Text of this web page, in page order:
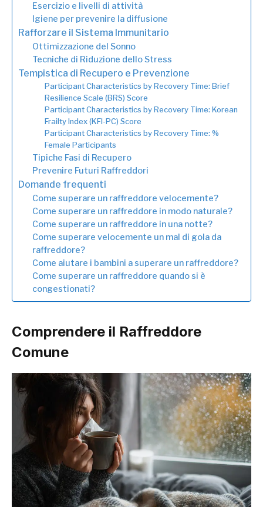
Esercizio e livelli di attività
Igiene per prevenire la diffusione
Rafforzare il Sistema Immunitario
Ottimizzazione del Sonno
Tecniche di Riduzione dello Stress
Tempistica di Recupero e Prevenzione
Participant Characteristics by Recovery Time: Brief
Resilience Scale (BRS) Score
Participant Characteristics by Recovery Time: Korean
Frailty Index (KFI-PC) Score
Participant Characteristics by Recovery Time: %
Female Participants
Tipiche Fasi di Recupero
Prevenire Futuri Raffreddori
Domande frequenti
Come superare un raffreddore velocemente?
Come superare un raffreddore in modo naturale?
Come superare un raffreddore in una notte?
Come superare velocemente un mal di gola da
raffreddore?
Come aiutare i bambini a superare un raffreddore?
Come superare un raffreddore quando si è
congestionati?
Comprendere il Raffreddore
Comune